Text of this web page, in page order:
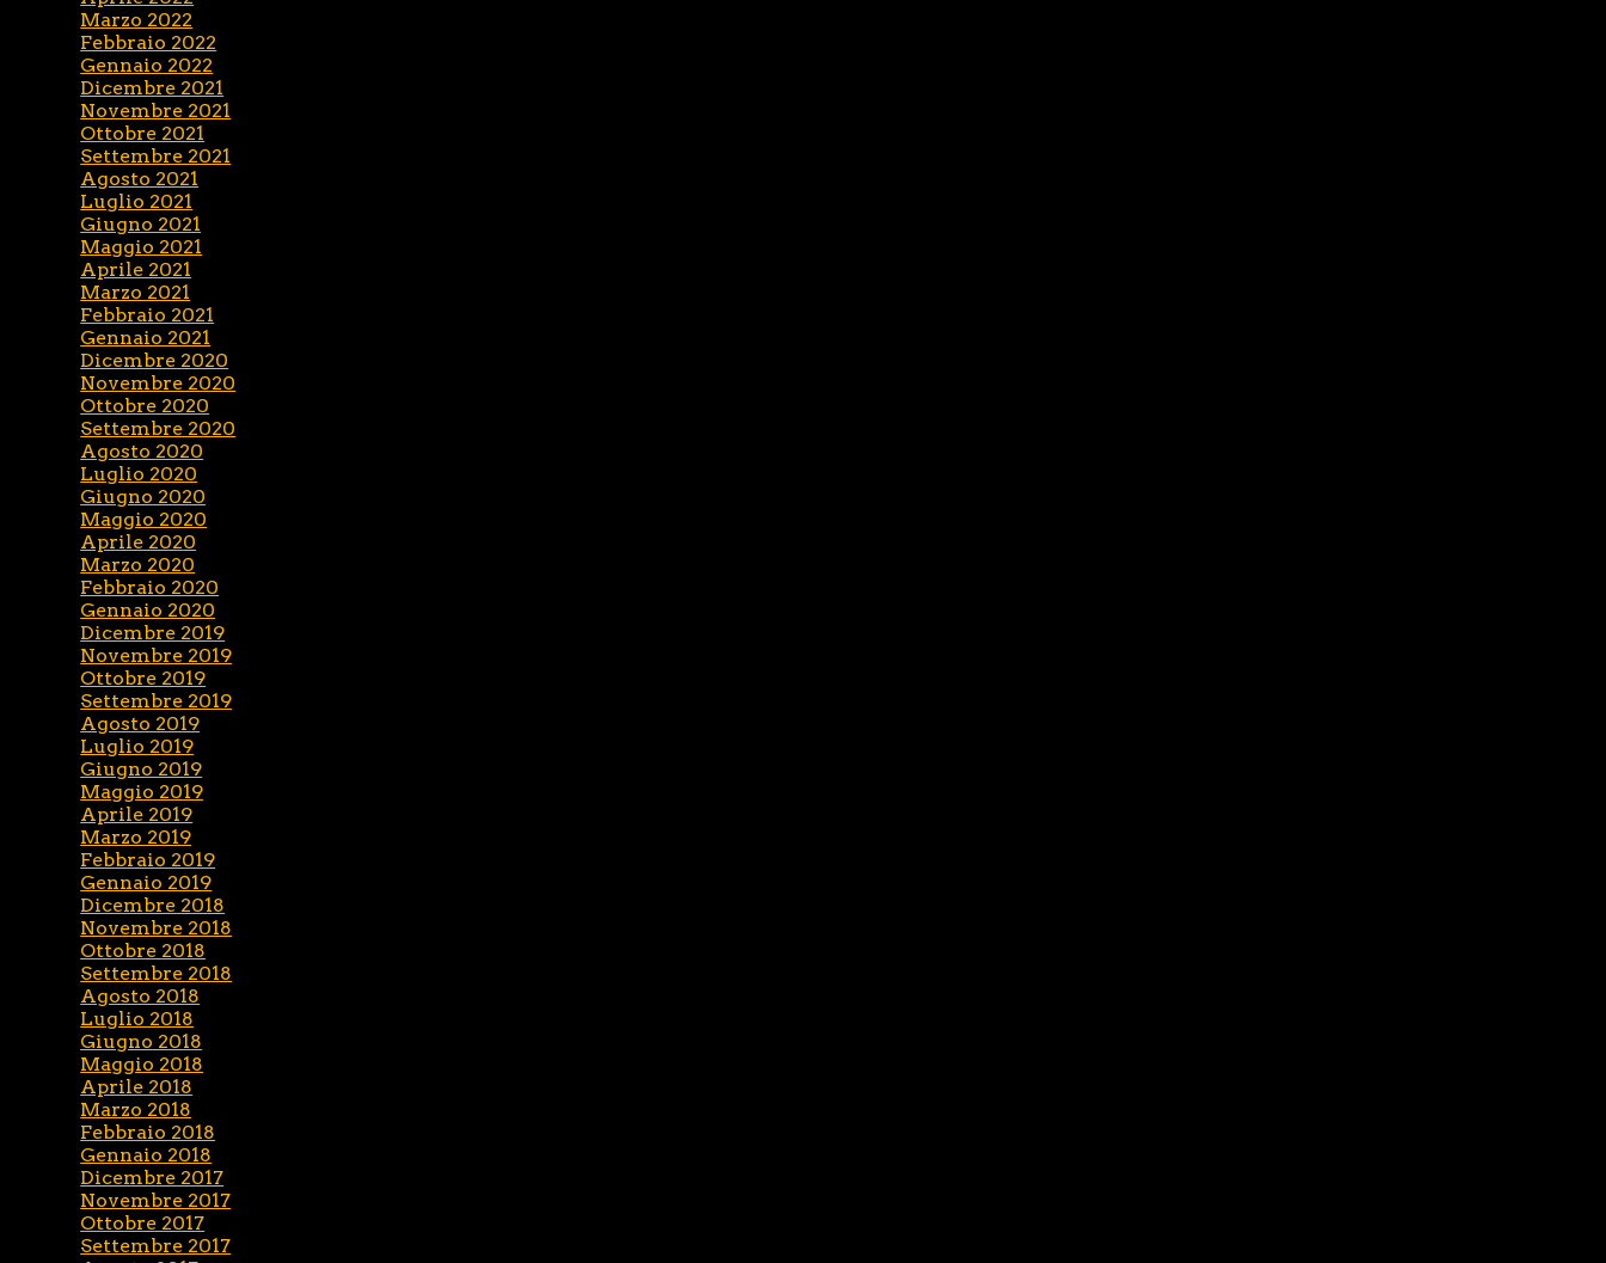
Marzo 2022
Febbraio 2022
Gennaio 2022
Dicembre 2021
Novembre 2021
Ottobre 2021
Settembre 2021
Agosto 2021
Luglio 2021
Giugno 2021
Maggio 2021
Aprile 2021
Marzo 2021
Febbraio 2021
Gennaio 2021
Dicembre 2020
Novembre 2020
Ottobre 2020
Settembre 2020
Agosto 2020
Luglio 2020
Giugno 2020
Maggio 2020
Aprile 2020
Marzo 2020
Febbraio 2020
Gennaio 2020
Dicembre 2019
Novembre 2019
Ottobre 2019
Settembre 2019
Agosto 2019
Luglio 2019
Giugno 2019
Maggio 2019
Aprile 2019
Marzo 2019
Febbraio 2019
Gennaio 2019
Dicembre 2018
Novembre 2018
Ottobre 2018
Settembre 2018
Agosto 2018
Luglio 2018
Giugno 2018
Maggio 2018
Aprile 2018
Marzo 2018
Febbraio 2018
Gennaio 2018
Dicembre 2017
Novembre 2017
Ottobre 2017
Settembre 2017